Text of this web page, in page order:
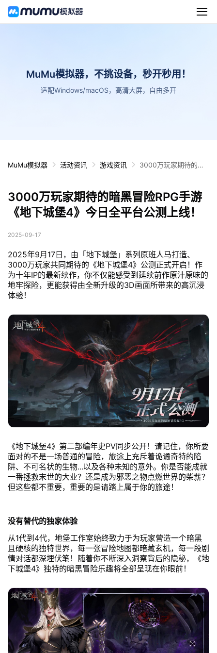
MuMu模拟器，不挑设备，秒开秒用！
适配Windows/macOS，高清大屏，自由多开
MuMu模拟器 活动资讯 游戏资讯
3000万玩家期待的暗
测上线！
3000万玩家期待的暗黑冒险RPG手游
《地下城堡4》今日全平台公测上线！
2025-09-17
2025年9月17日，由「地下城堡」系列原班人马打造、
3000万玩家共同期待的《地下城堡4》公测正式开启！作
为十年IP的最新续作，你不仅能感受到延续前作原汁原味的
地牢探险，更能获得由全新升级的3D画面所带来的高沉浸
体验！
《地下城堡4》第二部编年史PV同步公开！请记住，你所要
面对的不是一场普通的冒险，旅途上充斥着诡谲奇特的陷
阱、不可名状的生物...以及各种未知的意外。你是否能成就
一番拯救末世的大业？还是成为邪恶之物点燃世界的柴薪？
但这些都不重要，重要的是请踏上属于你的旅途！
没有替代的独家体验
从1代到4代，地堡工作室始终致力于为玩家营造一个暗黑
且硬核的独特世界，每一张冒险地图都暗藏玄机，每一段剧
情对话都深埋伏笔！随着你不断深入洞察背后的隐秘，《地
下城堡4》独特的暗黑冒险乐趣将全部呈现在你眼前！